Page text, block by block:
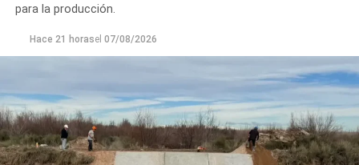
para la producción.
Hace 21 horasel 07/08/2026